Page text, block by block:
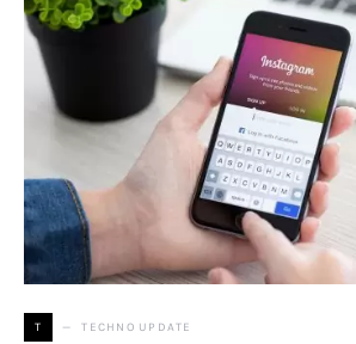
T TECHNO UPDATE